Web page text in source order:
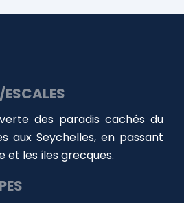
des paradis cachés du
aux Seychelles, en passant
et les îles grecques.